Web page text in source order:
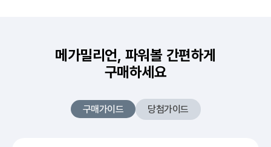
메가밀리언, 파워볼 간편하게
구매하세요
구매가이드 당첨가이드